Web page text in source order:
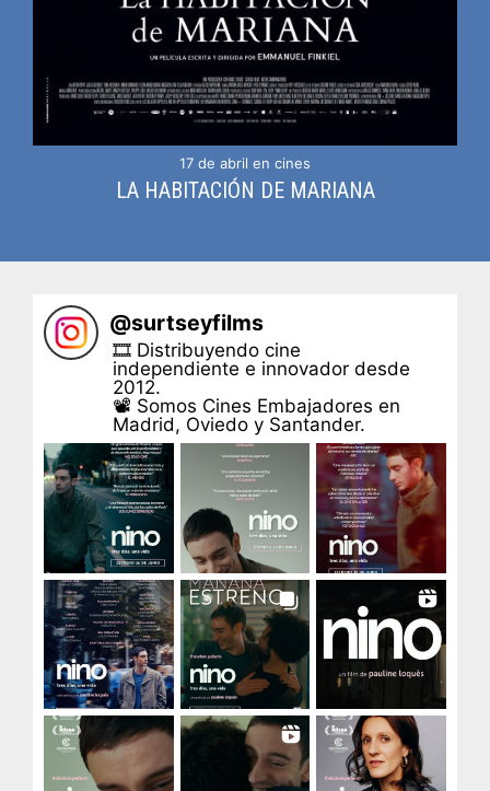
17 de abril en cines
LA HABITACIÓN DE MARIANA
@surtseyfilms
🎞 Distribuyendo cine
independiente e innovador desde
2012.
📽 Somos Cines Embajadores en
Madrid, Oviedo y Santander.